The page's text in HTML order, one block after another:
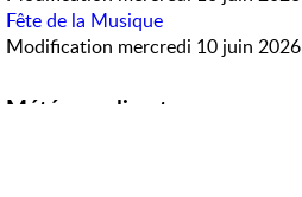
Fête de la Musique
Modification mercredi 10 juin 2026
Météo en direct